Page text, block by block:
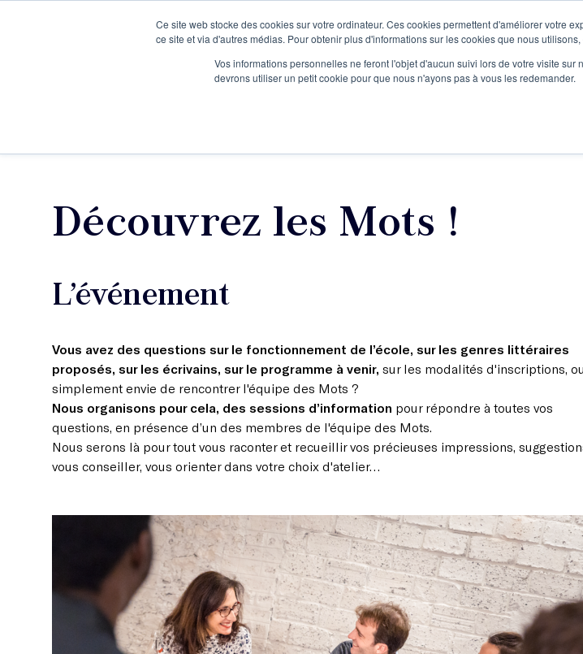
Ce site web stocke des cookies sur votre ordinateur. Ces cookies permettent d'améliorer votre
ce site et via d'autres médias. Pour obtenir plus d'informations sur les cookies que nous
Vos informations personnelles ne feront l'objet d'aucun suivi lors de votre visite
devrons utiliser un petit cookie pour que nous n'ayons pas à vous les redemander.
Je participe à une session d’information Le podcast L'infolettre
Découvrez les Mots !
L’événement
Vous avez des questions sur le fonctionnement de l’école, sur les genres littéraires
proposés, sur les écrivains, sur le programme à venir, sur les modalités d'inscriptions, ou
simplement envie de rencontrer l'équipe des Mots ?
Nous organisons pour cela, des sessions d’information pour répondre à toutes vos
questions, en présence d’un des membres de l'équipe des Mots.
Nous serons là pour tout vous raconter et recueillir vos précieuses impressions,
vous conseiller, vous orienter dans votre choix d'atelier…